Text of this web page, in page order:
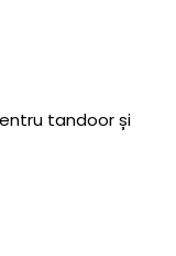
tandoor și